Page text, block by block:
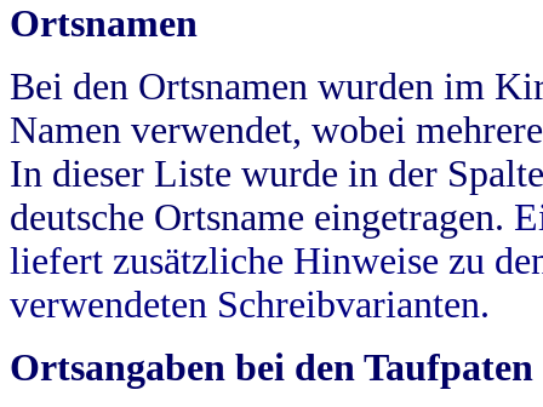
Ortsnamen
Bei den Ortsnamen wurden im
Namen verwendet, wobei
In dieser Liste wurde in der
deutsche Ortsname eingetragen.
liefert zusätzliche Hinweise zu
verwendeten Schreibvarianten.
Ortsangaben bei den Taufpaten